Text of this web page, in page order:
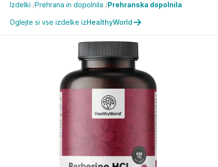
Izdelki /Prehrana in dopolnila /Prehranska dopolnila
Oglejte si vse izdelke izHealthyWorld